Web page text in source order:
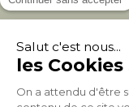
À PROPOS DE